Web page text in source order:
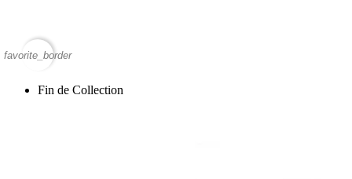
favorite_border
Fin de Collection